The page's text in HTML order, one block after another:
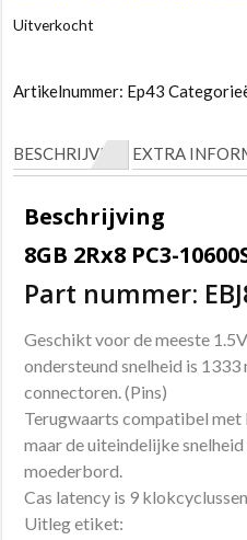
Uitverkocht
Artikelnummer: Ep43
BESCHRIJVING EXTRA
Beschrijving
Part nummer:
Geschikt voor de meeste
ondersteund snelheid is
connectoren. (Pins)
Terugwaarts compatibel
maar de uiteindelijke
moederbord.
Cas latency is 9
Uitleg etiket: